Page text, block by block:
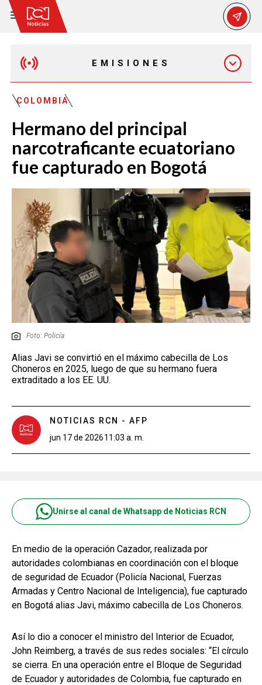
EMISIONES
EMISIÓN 12:30 PM
EMISIÓN 7:00 PM
EMISIÓN 11:30 PM
COLOMBIA
Hermano del principal
narcotraficante ecuatoriano
fue capturado en Bogotá
Foto: Policía
Alias Javi se convirtió en el máximo cabecilla de Los
Choneros en 2025, luego de que su hermano fuera
extraditado a los EE. UU.
NOTICIAS RCN - AFP
jun 17 de 202611:03 a. m.
Unirse al canal de Whatsapp de Noticias RCN
En medio de la operación Cazador, realizada por
autoridades colombianas en coordinación con el bloque
de seguridad de Ecuador (Policía Nacional, Fuerzas
Armadas y Centro Nacional de Inteligencia), fue capturado
en Bogotá alias Javi, máximo cabecilla de Los Choneros.
Así lo dio a conocer el ministro del Interior de Ecuador,
John Reimberg, a través de sus redes sociales: “El círculo
se cierra. En una operación entre el Bloque de Seguridad
de Ecuador y autoridades de Colombia, fue capturado en